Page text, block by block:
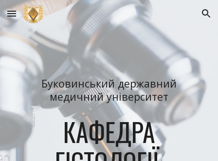
Skip to main content Skip to navigation
Буковинський державний
медичний університет
КАФЕДРА